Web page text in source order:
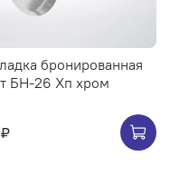
бронированная
БН-26 Хп хром